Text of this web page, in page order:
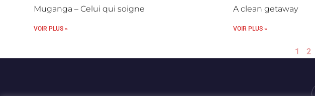
Muganga – Celui qui soigne
VOIR PLUS »
A clean getaway
VOIR PLUS »
1 2